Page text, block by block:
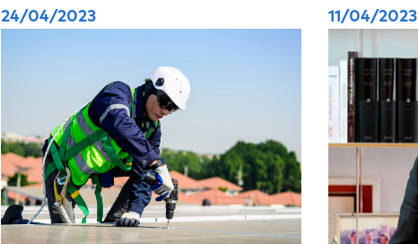
24/04/2023 11/04/2023